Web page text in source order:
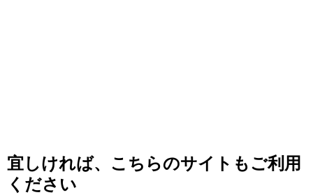
宜しければ、こちらのサイトもご利用
ください